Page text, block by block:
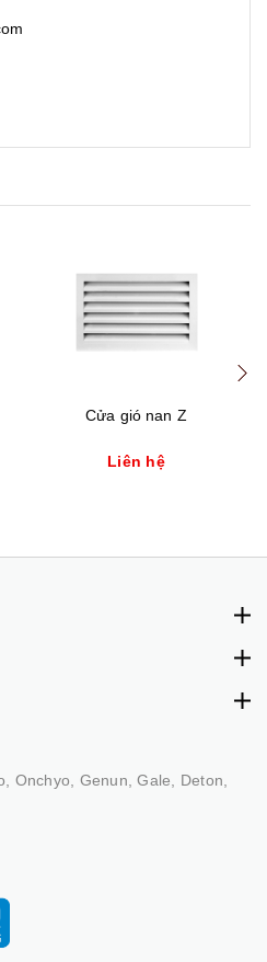
Cửa gió nan Z
Liên hệ
Onchyo, Genun, Gale, Deton,